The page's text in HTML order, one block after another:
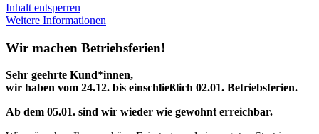
Inhalt entsperren
Weitere Informationen
Wir machen Betriebsferien!
Sehr geehrte Kund*innen,
wir haben vom 24.12. bis einschließlich 02.01. Betriebsferien.
Ab dem 05.01. sind wir wieder wie gewohnt erreichbar.